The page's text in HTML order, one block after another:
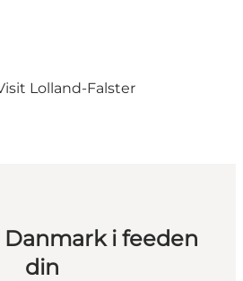
Lolland-Falster
i feeden
din